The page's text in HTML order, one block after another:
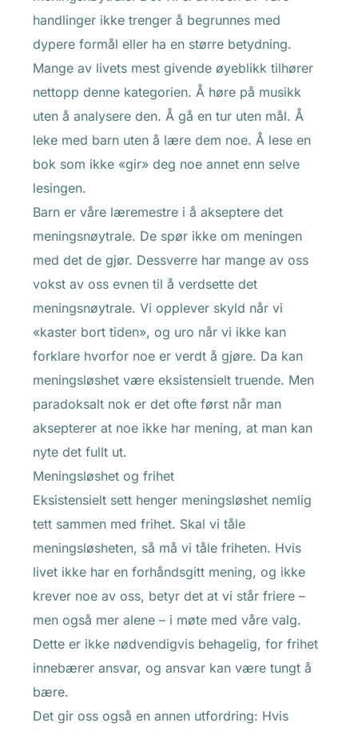
handlinger ikke trenger å begrunnes med
dypere formål eller ha en større betydning.
Mange av livets mest givende øyeblikk tilhører
nettopp denne kategorien. Å høre på musikk
uten å analysere den. Å gå en tur uten mål. Å
leke med barn uten å lære dem noe. Å lese en
bok som ikke «gir» deg noe annet enn selve
lesingen.
Barn er våre læremestre i å akseptere det
meningsnøytrale. De spør ikke om meningen
med det de gjør. Dessverre har mange av oss
vokst av oss evnen til å verdsette det
meningsnøytrale. Vi opplever skyld når vi
«kaster bort tiden», og uro når vi ikke kan
forklare hvorfor noe er verdt å gjøre. Da kan
meningsløshet være eksistensielt truende. Men
paradoksalt nok er det ofte først når man
aksepterer at noe ikke har mening, at man kan
nyte det fullt ut.
Meningsløshet og frihet
Eksistensielt sett henger meningsløshet nemlig
tett sammen med frihet. Skal vi tåle
meningsløsheten, så må vi tåle friheten. Hvis
livet ikke har en forhåndsgitt mening, og ikke
krever noe av oss, betyr det at vi står friere –
men også mer alene – i møte med våre valg.
Dette er ikke nødvendigvis behagelig, for frihet
innebærer ansvar, og ansvar kan være tungt å
bære.
Det gir oss også en annen utfordring: Hvis